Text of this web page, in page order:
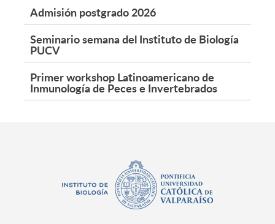
Admisión postgrado 2026
Seminario semana del Instituto de Biología
PUCV
Primer workshop Latinoamericano de
Inmunología de Peces e Invertebrados